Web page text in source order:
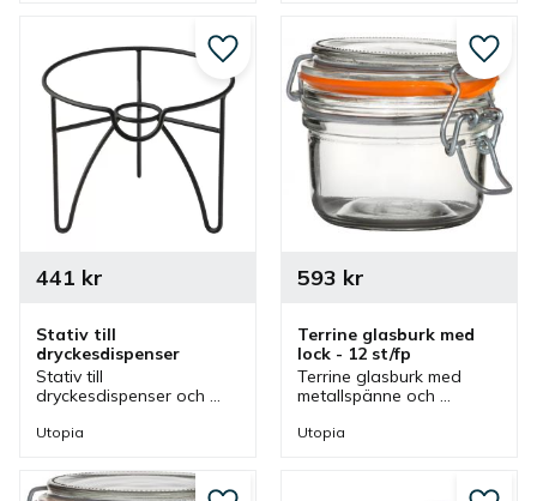
Stativ till
dryckesdispenser
Stativ till
dryckesdispenser och
enklare att fylla ett glas
441 kr
Utopia
Lägg till i favoriter
Terrine glasburk med
lock - 12 st/fp
Terrine glasburk med
metallspänne och
användas vid servering
593 kr
Utopia
Lägg